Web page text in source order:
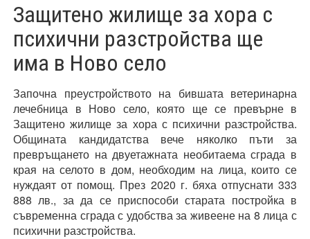
Защитено жилище за хора с
психични разстройства ще
има в Ново село
Започна преустройството на бившата ветеринарна
лечебница в Ново село, която ще се превърне в
Защитено жилище за хора с психични разстройства.
Общината кандидатства вече няколко пъти за
превръщането на двуетажната необитаема сграда в
края на селото в дом, необходим на лица, които се
нуждаят от помощ. През 2020 г. бяха отпуснати 333
888 лв., за да се приспособи старата постройка в
съвременна сграда с удобства за живеене на 8 лица с
психични разстройства.